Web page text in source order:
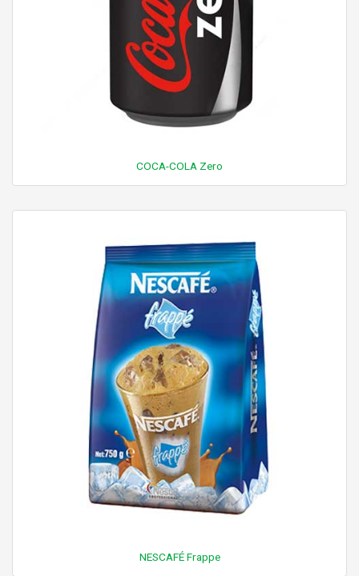
COCA-COLA Zero
NESCAFÉ Frappe